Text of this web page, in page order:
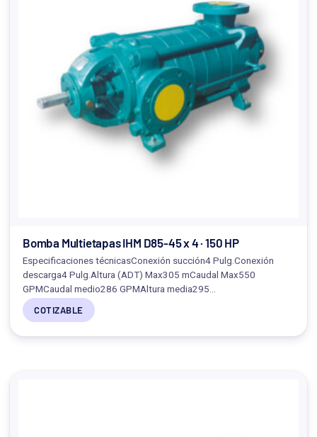
Bomba Multietapas IHM D85-45 x 4 · 150 HP
Especificaciones técnicasConexión succión4 Pulg.Conexión
descarga4 Pulg.Altura (ADT) Max305 mCaudal Max550
GPMCaudal medio286 GPMAltura media295…
COTIZABLE